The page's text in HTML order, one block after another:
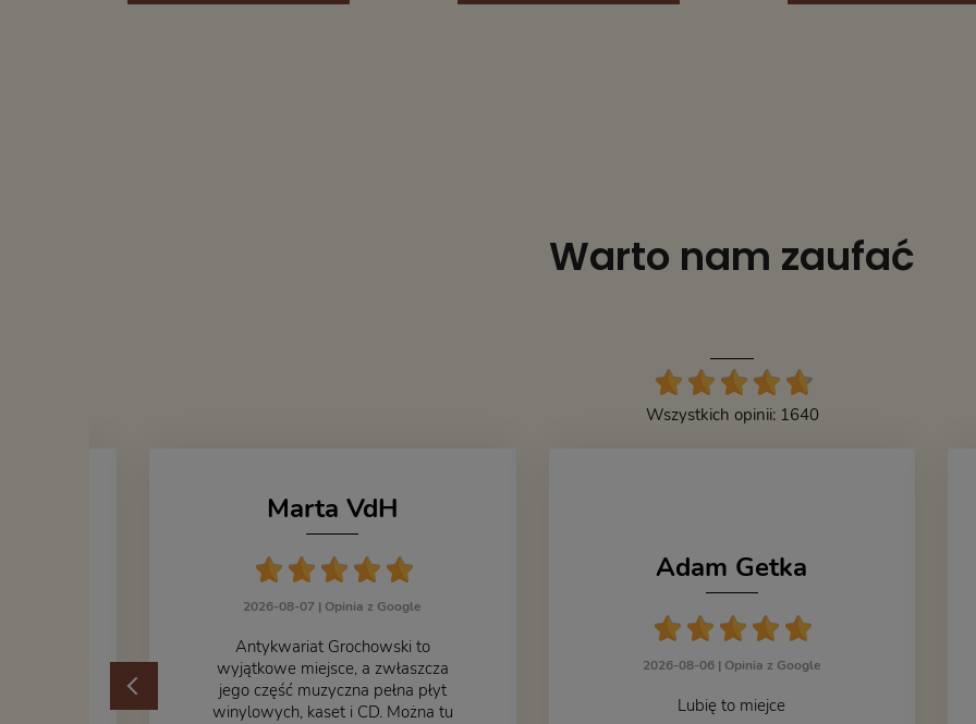
Warto nam zaufać
Wszystkich opinii: 1640
Marta VdH
2026-08-07 | Opinia z Google
​Antykwariat Grochowski to
wyjątkowe miejsce, a zwłaszcza
jego część muzyczna pełna płyt
winylowych, kaset i CD. Można tu
Adam Getka
2026-08-06 | Opinia z Google
Lubię to miejce